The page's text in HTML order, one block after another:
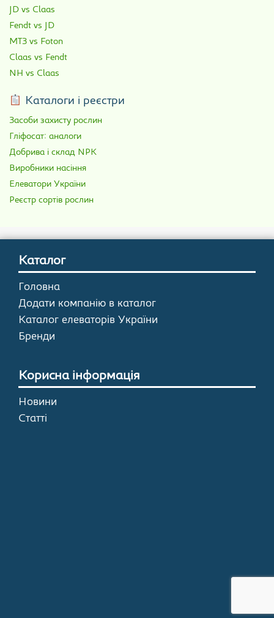
JD vs Claas
Fendt vs JD
МТЗ vs Foton
Claas vs Fendt
NH vs Claas
Каталоги і реєстри
Засоби захисту рослин
Гліфосат: аналоги
Добрива і склад NPK
Виробники насіння
Елеватори України
Реєстр сортів рослин
Каталог
Головна
Додати компанію в каталог
Каталог елеваторів України
Бренди
Корисна інформація
Новини
Статті